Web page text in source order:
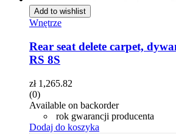
Add to wishlist
Wnętrze
Rear seat delete carpet,
RS 8S
zł1,265.82
(0)
Available on backorder
rok gwarancji producenta
Dodaj do koszyka